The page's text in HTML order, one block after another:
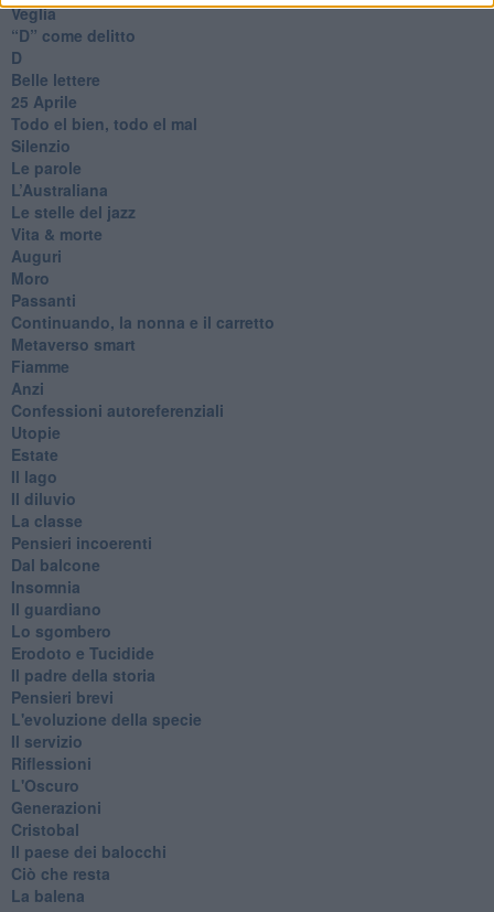
Veglia
​“D” come delitto
D
Belle lettere
25 Aprile
Todo el bien, todo el mal
Silenzio
Le parole
​L’Australiana
Le stelle del jazz
Vita & morte
Auguri
Moro
Passanti
Continuando, la nonna e il carretto
Metaverso smart
Fiamme
Anzi
Confessioni autoreferenziali
Utopie
Estate
Il lago
Il diluvio
La classe
Pensieri incoerenti
Dal balcone
Insomnia
Il guardiano
Lo sgombero
Erodoto e Tucidide
Il padre della storia
Pensieri brevi
L'evoluzione della specie
Il servizio
Riflessioni
L'Oscuro
Generazioni
Cristobal
Il paese dei balocchi
Ciò che resta
La balena